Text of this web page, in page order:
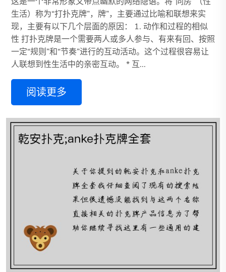
生活）称为“打扑克牌”，牌”，主要通过比喻和联想来实
现，主要有以下几个层面的原因： 1. 动作和过程的相似
性 打扑克牌是一个需要两人或多人参与、有来有回、按照
一定“规则”和“节奏”进行的互动活动。这个过程很容易让
人联想到性生活中的亲密互动。 * 互...
阅读更多